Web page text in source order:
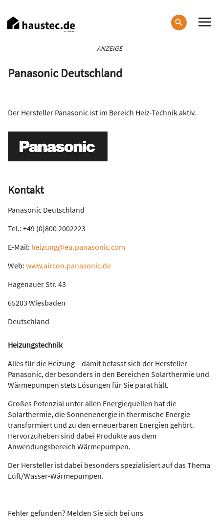
zum
Inhalt
ANZEIGE
Panasonic Deutschland
Der Hersteller Panasonic ist im Bereich Heiz-Technik aktiv.
Kontakt
Panasonic Deutschland
Tel.: +49 (0)800 2002223
E-Mail: heizung@eu.panasonic.com
Web: www.aircon.panasonic.de
Hagenauer Str. 43
65203 Wiesbaden
Deutschland
Heizungstechnik
Alles für die Heizung – damit befasst sich der Hersteller
Panasonic, der besonders in den Bereichen Solarthermie und
Wärmepumpen stets Lösungen für Sie parat hält.
Großes Potenzial unter allen Energiequellen hat die
Solarthermie, die Sonnenenergie in thermische Energie
transformiert und zu den erneuerbaren Energien gehört.
Hervorzuheben sind dabei Produkte aus dem
Anwendungsbereich Wärmepumpen.
Der Hersteller ist dabei besonders spezialisiert auf das Thema
Luft/Wasser-Wärmepumpen.
Fehler gefunden? Melden Sie sich bei uns